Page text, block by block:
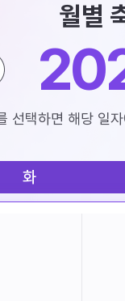
월별
선택하면 해당 일
화